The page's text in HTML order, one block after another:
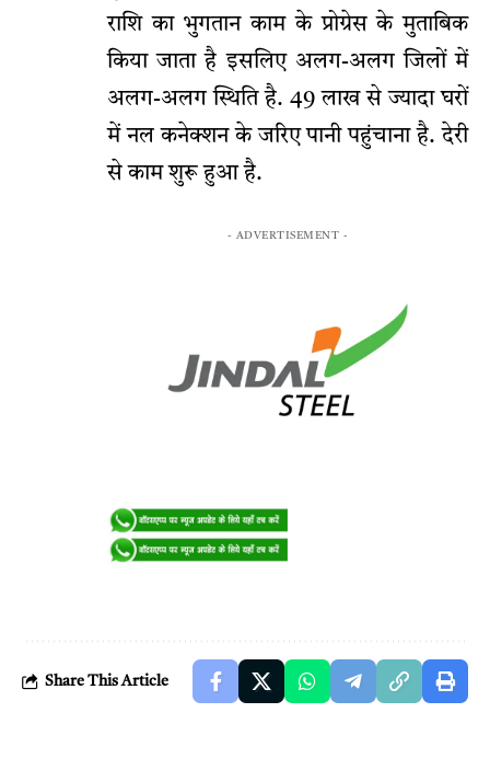
राशि का भुगतान काम के प्रोग्रेस के मुताबिक
किया जाता है इसलिए अलग-अलग जिलों में
अलग-अलग स्थिति है. 49 लाख से ज्यादा घरों
में नल कनेक्शन के जरिए पानी पहुंचाना है. देरी
से काम शुरू हुआ है.
- ADVERTISEMENT -
Share This Article